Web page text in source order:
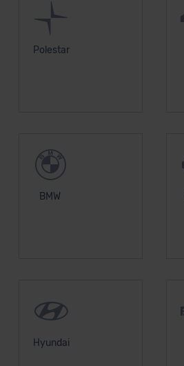
Polestar
BMW
Hyundai